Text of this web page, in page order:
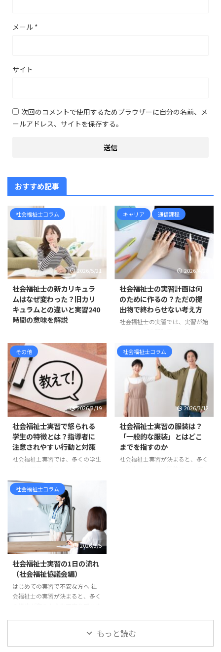
メール *
サイト
次回のコメントで使用するためブラウザーに自分の名前、メ
ールアドレス、サイトを保存する。
おすすめ記事
社会福祉士コラム
2026/5/21
社会福祉士の新カリキュラ
ムはなぜ変わった？旧カリ
キュラムとの違いと実習240
時間の意味を解説
すでに現在の標準です 社会福祉
士を目指して情報収集をしている
と、 「新カリキュラム」「旧カ
リキュラム」「相談援助実習」
「ソーシャルワーク実習」「実習
180時間」「実習240時間」 とい
った言葉が出てきて、混乱してし
まう方も多いのではないでしょう
か。 まず整理しておくと、社会
福祉士の新カリキュラムは、令和
3年度、つまり2021年度入学者か
ら順次導入されています。 ま
た、国家試験については、令和6
れた第37回社会福祉士国家試験
から、新しい試験科目が ...
キャリア 通信課程
2026/4/28
社会福祉士の実習計画は何
のために作るの？ただの提
出物で終わらせない考え方
社会福祉士の実習では、実習が始
す。 しかし、実習計画について、
「学校のカリキュラムに入ってい
るから作るもの」「とりあえず提
出しなければならないもの」「何
を書けばよいのか分からないけれ
ど、形だけ整えるもの」 と感じ
ている方も多いのではないでしょ
うか。 たしかに、実習計画は学
つです。そのため、どうして
も“課題”や“提出物”として捉えら
れがちです。 しかし実際には、
実習計画には思っている以上に大
その他
2026/3/19
社会福祉士実習で怒られる
学生の特徴とは？指導者に
注意されやすい行動と対策
社会福祉士実習では、多くの学生
う」と不安に感じます。 実際、
実習中に指導を受ける場面は少な
くありません。しかし、その多く
は能力の問題ではなく、基本的な
姿勢やマナーに関するものです。
実習先の職員は、学生を厳しく指
導したいわけではありません。む
しろ「福祉職として大切な姿勢」
ら指導しています。 この記事で
は、社会福祉士実習で指導を受け
やすい学生の特徴と、実習前に意
識しておきたいポイントを紹介し
社会福祉士コラム
2026/3/12
社会福祉士実習の服装は？
「一般的な服装」とはどこ
までを指すのか
社会福祉士実習が決まると、多く
社会福祉士コラム
2026/3/5
社会福祉士実習の1日の流れ
（社会福祉協議会編）
はじめての実習で不安な方へ 社
会福祉士の実習が決まると、多く
の実習は忙しいのだろうか」「実
習生はどこまで関わることができ
もっと読む